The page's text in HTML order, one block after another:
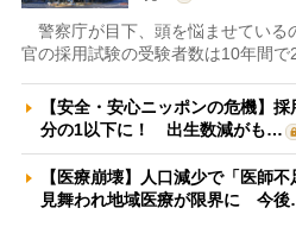
警察庁が目下、頭を悩ませている
官の採用試験の受験者数は10年間で
【安全・安心ニッポンの危機】
分の1以下に！ 出生数減がも…
【医療崩壊】人口減少で「医師
見舞われ地域医療が限界に 今